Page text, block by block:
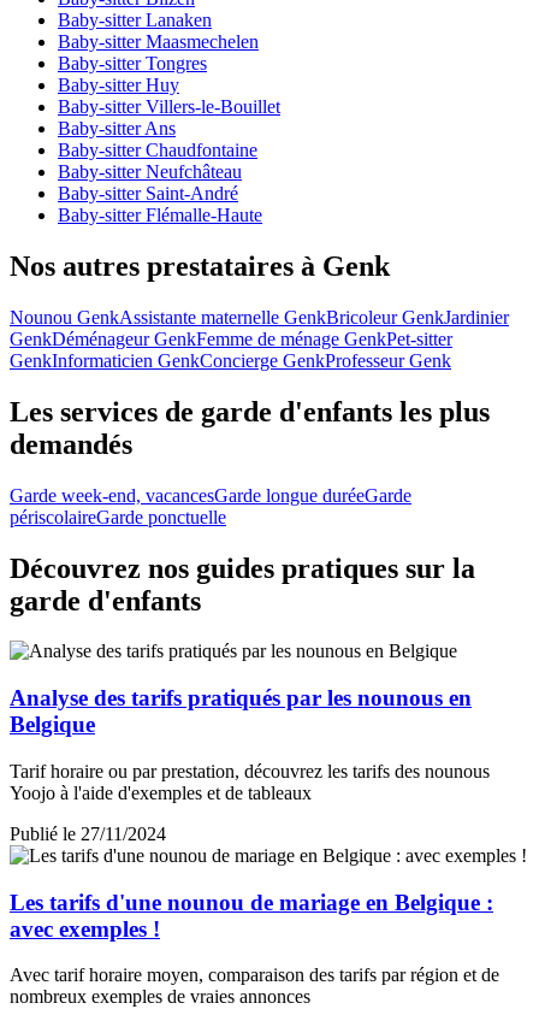
Baby-sitter Lanaken
Baby-sitter Maasmechelen
Baby-sitter Tongres
Baby-sitter Huy
Baby-sitter Villers-le-Bouillet
Baby-sitter Ans
Baby-sitter Chaudfontaine
Baby-sitter Neufchâteau
Baby-sitter Saint-André
Baby-sitter Flémalle-Haute
Nos autres prestataires à Genk
Nounou GenkAssistante maternelle GenkBricoleur GenkJardinier
GenkDéménageur GenkFemme de ménage GenkPet-sitter
GenkInformaticien GenkConcierge GenkProfesseur Genk
Les services de garde d'enfants les plus
demandés
Garde week-end, vacancesGarde longue duréeGarde
périscolaireGarde ponctuelle
Découvrez nos guides pratiques sur la
garde d'enfants
Analyse des tarifs pratiqués par les nounous en
Belgique
Tarif horaire ou par prestation, découvrez les tarifs des nounous
Yoojo à l'aide d'exemples et de tableaux
Publié le 27/11/2024
Les tarifs d'une nounou de mariage en Belgique :
avec exemples !
Avec tarif horaire moyen, comparaison des tarifs par région et de
nombreux exemples de vraies annonces